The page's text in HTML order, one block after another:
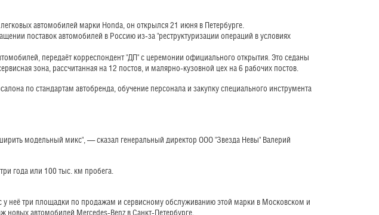
автомобилей марки Honda, он открылся 21 июня в Петербурге.
поставок автомобилей в Россию из-за "реструктуризации операций в условиях
передаёт корреспондент "ДП" с церемонии официального открытия. Это седаны
зона, рассчитанная на 12 постов, и малярно-кузовной цех на 6 рабочих постов.
по стандартам автобренда, обучение персонала и закупку специального инструмента
модельный микс", — сказал генеральный директор ООО "Звезда Невы" Валерий
года или 100 тыс. км пробега.
неё три площадки по продажам и сервисному обслуживанию этой марки в Московском и
автомобилей Mercedes-Benz в Санкт-Петербурге.